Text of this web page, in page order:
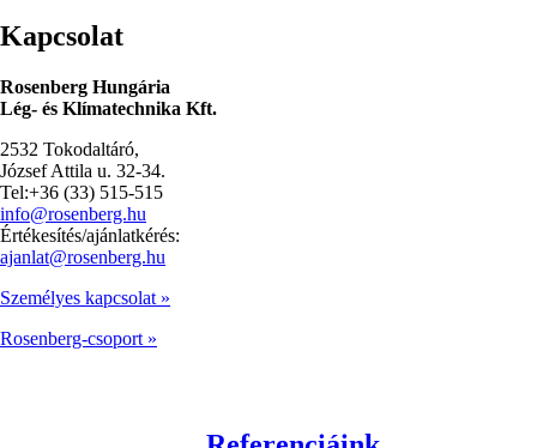
Kapcsolat
Rosenberg Hungária
Lég- és Klímatechnika Kft.
2532 Tokodaltáró,
József Attila u. 32-34.
Tel:+36 (33) 515-515
info@rosenberg.hu
Értékesítés/ajánlatkérés:
ajanlat@rosenberg.hu
Személyes kapcsolat »
Rosenberg-csoport »